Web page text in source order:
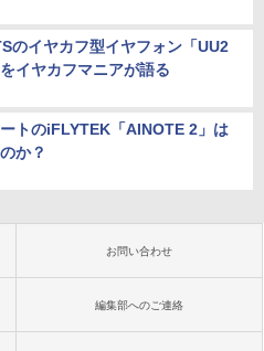
のイヤカフ型イヤフォン「UU2
イヤカフマニアが語る
トのiFLYTEK「AINOTE 2」は
か？
お問い合わせ
編集部へのご連絡